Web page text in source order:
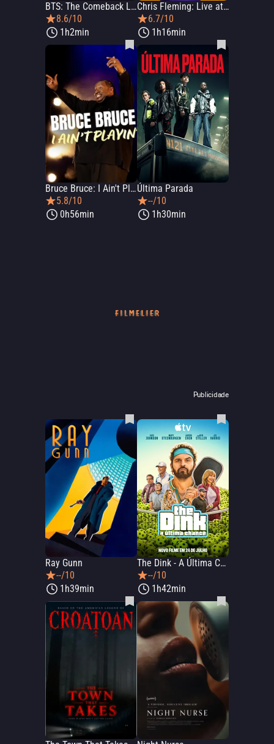
BTS: The Comeback Live - Arirang
8.6/10
1h2min
Chris Fleming: Live at the Palace
6.7/10
1h16min
Bruce Bruce: I Ain't Playin'
5.8/10
0h56min
Última Parada
--/10
1h30min
Publicidade
Ray Gunn
--/10
1h39min
The Dink - A Última Chance
--/10
1h42min